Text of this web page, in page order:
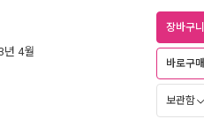
년 4월
장바구니
바로구매
보관함